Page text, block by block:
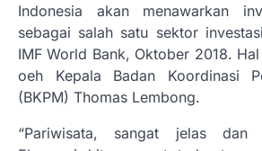
Indonesia akan menawarkan
sebagai salah satu sektor
IMF World Bank, Oktober 2018.
oeh Kepala Badan Koordinasi
(BKPM) Thomas Lembong.
“Pariwisata, sangat jelas dan